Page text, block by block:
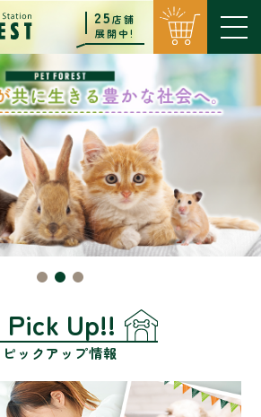
25店舗
展開中!
Pick Up!!
ピックアップ情報